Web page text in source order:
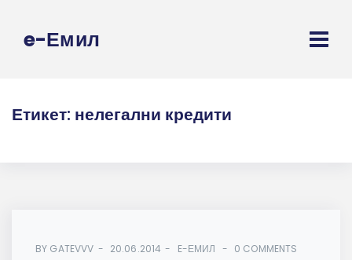
e-Емил
Етикет: нелегални кредити
BY GATEVVV 20.06.2014 E-ЕМИЛ 0 COMMENTS